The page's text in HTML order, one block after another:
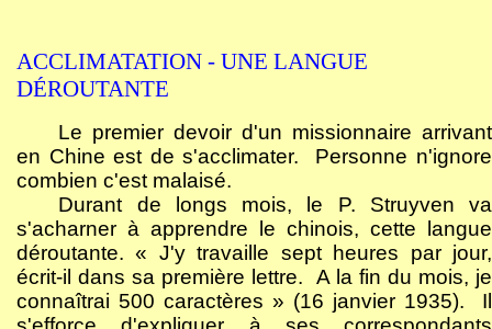
ACCLIMATATION - UNE LANGUE
DÉROUTANTE
Le premier devoir d'un missionnaire arrivant
en Chine est de s'acclimater.
Personne n'ignore
combien c'est malaisé.
Durant de longs mois, le P. Struyven va
s'acharner à apprendre le chinois, cette langue
déroutante. « J'y travaille sept heures par jour,
écrit-il dans sa première lettre.
A la fin du mois, je
connaîtrai 500 caractères » (16 janvier 1935).
Il